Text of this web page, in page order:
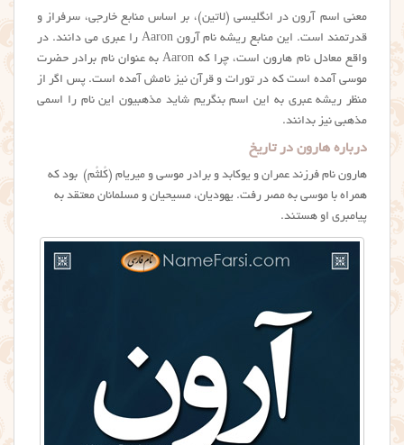
معنی اسم آرون در انگلیسی (لاتین)، بر اساس منابع خارجی، سرفراز و
قدرتمند است. این منابع ریشه نام آرون Aaron را عبری می دانند. در
واقع معادل نام هارون است، چرا که Aaron به عنوان نام برادر حضرت
موسی آمده است که در تورات و قرآن نیز نامش آمده است. پس اگر از
منظر ریشه عبری به این اسم بنگریم شاید مذهبیون این نام را اسمی
مذهبی نیز بدانند.
درباره هارون در تاریخ
هارون نام فرزند عمران و یوکابد و برادر موسی و میریام (کُلثُم) بود که
همراه با موسی به مصر رفت. یهودیان، مسیحیان و مسلمانان معتقد به
پیامبری او هستند.